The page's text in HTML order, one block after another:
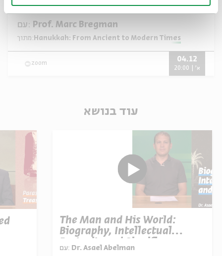
Biblical and Second Temple Origins
עם: Prof. Marc Bregman
מתוך: Hanukkah: From Ancient to Modern Times
zoom
04.12
א' | 20:00
עוד בנושא
The Man and His World:
Biography, Intellectual
Portrait, and Significance
עם: Dr. Asael Abelman